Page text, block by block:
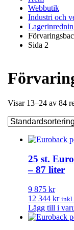
Webbutik
Industri och
Sida 2
Visar 13–24 av 84
25 st.
– 87 liter
9 875 kr
12 344 kr inkl.
Lägg till i